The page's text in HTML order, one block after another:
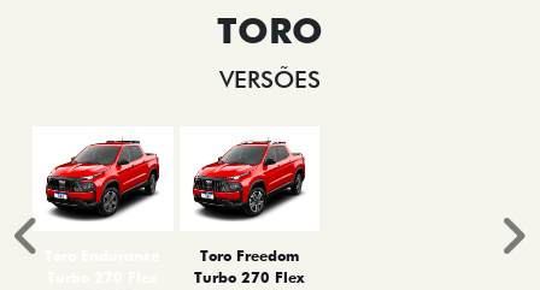
TORO
VERSÕES
Toro Freedom
Turbo 270 Flex
Anterior